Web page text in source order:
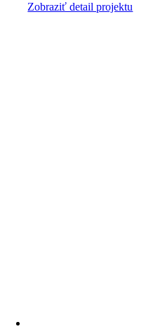
Zobraziť detail projektu